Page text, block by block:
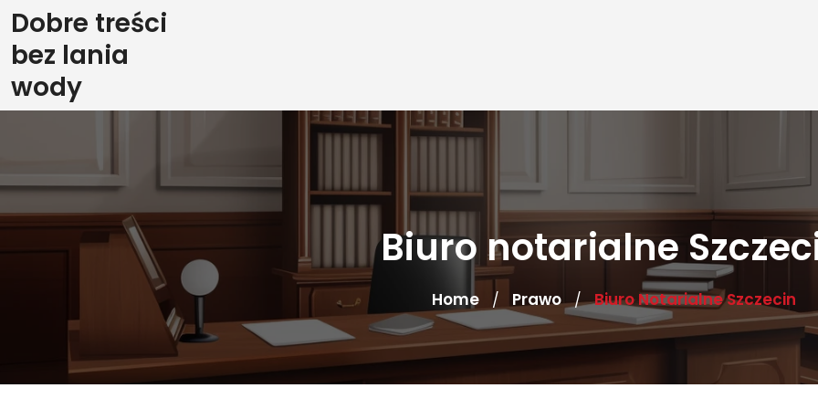
Skip
to
content
Dobre treści
bez lania
wody
Biuro notarialne
Home / Prawo / Biuro Notarialne Szczecin